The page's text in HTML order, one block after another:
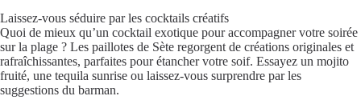
Laissez-vous séduire par les cocktails créatifs
Quoi de mieux qu’un cocktail exotique pour accompagner votre soirée
sur la plage ? Les paillotes de Sète regorgent de créations originales et
rafraîchissantes, parfaites pour étancher votre soif. Essayez un mojito
fruité, une tequila sunrise ou laissez-vous surprendre par les
suggestions du barman.